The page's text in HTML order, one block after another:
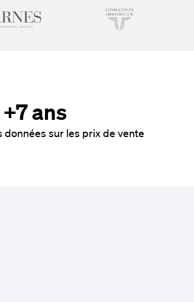
+7 ans
sur les prix de vente